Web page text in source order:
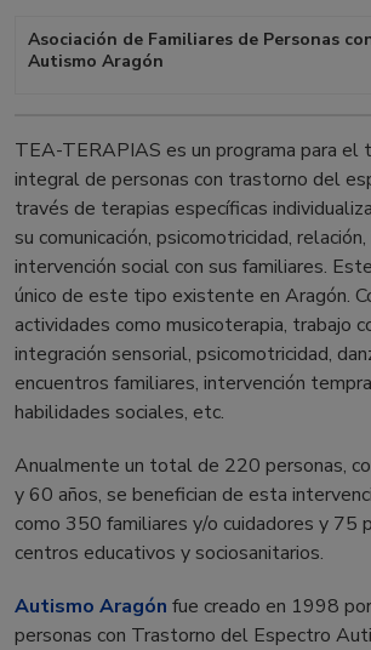
Asociación de Familiares de Personas
Autismo Aragón
TEA-TERAPIAS es un programa para el
integral de personas con trastorno del
través de terapias específicas
su comunicación, psicomotricidad,
intervención social con sus familiares.
único de este tipo existente en Aragón.
actividades como musicoterapia, trabajo
integración sensorial, psicomotricidad,
encuentros familiares, intervención
habilidades sociales, etc.
Anualmente un total de 220 personas,
y 60 años, se benefician de esta
como 350 familiares y/o cuidadores y 75
centros educativos y sociosanitarios.
Autismo Aragón fue creado en 1998
personas con Trastorno del Espectro